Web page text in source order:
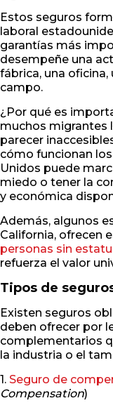
Estos seguros
laboral
garantías más
desempeñe una
fábrica, una
campo.
¿Por qué es
muchos migrantes
parecer
cómo funcionan
Unidos puede
miedo o tener la
y económica
Además, algunos
California, ofrecen
personas sin
refuerza el valor
Tipos de
Existen seguros
deben ofrecer por
complementarios
la industria o el
1. Seguro de
Compensation)